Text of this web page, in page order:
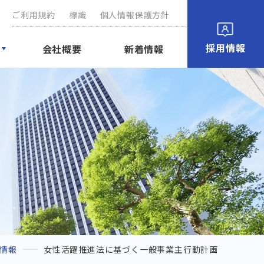
ご利用規約 標識 個人情報保護方針
会社概要 新着情報 採用情報
報 女性活躍推進法に基づく一般事業主行動計画